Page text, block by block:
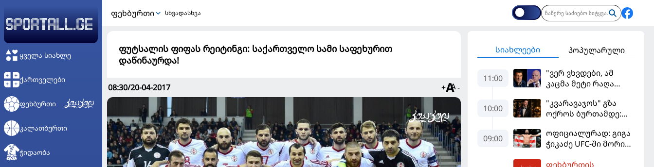
ᲧᲕᲔᲚᲐ ᲡᲘᲐᲮᲚᲔ
ᲥᲐᲠᲗᲕᲔᲚᲔᲑᲘ
ᲤᲔᲮᲑᲣᲠᲗᲘ
ᲙᲐᲚᲐᲗᲑᲣᲠᲗᲘ
ᲭᲘᲓᲐᲝᲑᲐ
ᲤᲔᲮᲑᲣᲠᲗᲘ სხვადასხვა
ფუტსალის ფიფას რეიტინგი: საქართველო სამი საფეხურით
დაწინაურდა!
08:30/20-04-2017 + -
სიახლეები პოპულარული
11:00
"ვერ ვხვდები, ამ
კაცმა მეტი რაღა
ფიგუ ინფანტინოს
გადადგომას
10:00
"კვარავაჯოს" გზა
ოქროს ბურთამდე:
ქართული ზღაპარი
09:00
ოფიციალურად: გიგა
ჭიკაძე UFC-ში მორიგ
ფეხბურთის